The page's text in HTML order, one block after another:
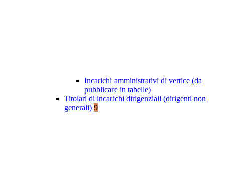
Incarichi amministrativi di vertice (da
pubblicare in tabelle)
Titolari di incarichi dirigenziali (dirigenti non
generali) 9